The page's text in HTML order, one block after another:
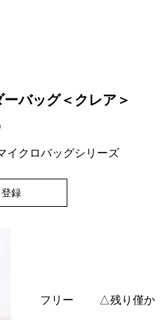
バッグ＜クレア＞
イクロバッグシリーズ
録
フリー △残り僅か